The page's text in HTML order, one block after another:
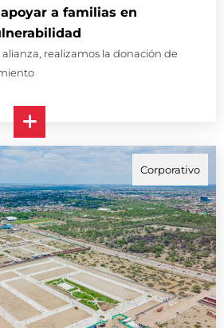
a familias en
realizamos la donación de
Corporativo